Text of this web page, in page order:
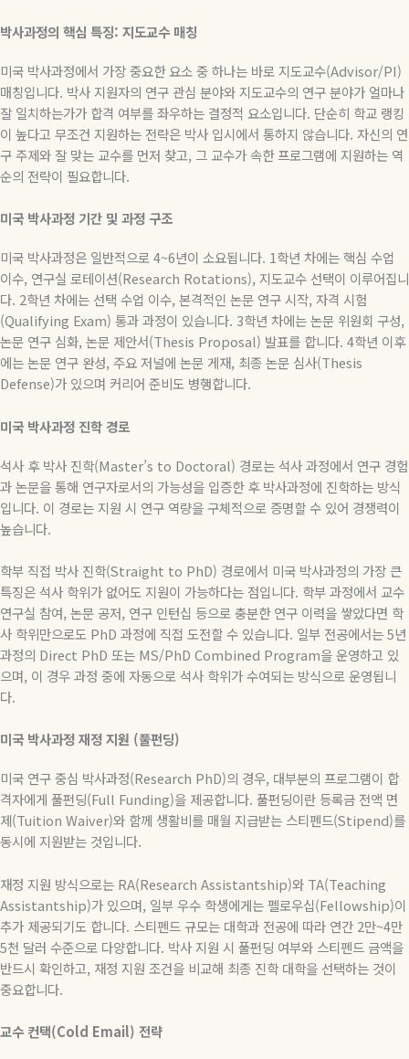
박사과정의 핵심 특징: 지도교수 매칭
미국 박사과정에서 가장 중요한 요소 중 하나는 바로 지도교수(Advisor/PI)
매칭입니다. 박사 지원자의 연구 관심 분야와 지도교수의 연구 분야가 얼마나
잘 일치하는가가 합격 여부를 좌우하는 결정적 요소입니다. 단순히 학교 랭킹
이 높다고 무조건 지원하는 전략은 박사 입시에서 통하지 않습니다. 자신의 연
구 주제와 잘 맞는 교수를 먼저 찾고, 그 교수가 속한 프로그램에 지원하는 역
순의 전략이 필요합니다.
미국 박사과정 기간 및 과정 구조
미국 박사과정은 일반적으로4~6년이 소요됩니다. 1학년 차에는 핵심 수업
이수, 연구실 로테이션(Research Rotations), 지도교수 선택이 이루어집니
다. 2학년 차에는 선택 수업 이수, 본격적인 논문 연구 시작, 자격 시험
(Qualifying Exam) 통과 과정이 있습니다. 3학년 차에는 논문 위원회 구성,
논문 연구 심화, 논문 제안서(Thesis Proposal) 발표를 합니다. 4학년 이후
에는 논문 연구 완성, 주요 저널에 논문 게재, 최종 논문 심사(Thesis
Defense)가 있으며 커리어 준비도 병행합니다.
미국 박사과정 진학 경로
석사 후 박사 진학(Master’s to Doctoral) 경로는 석사 과정에서 연구 경험
과 논문을 통해 연구자로서의 가능성을 입증한 후 박사과정에 진학하는 방식
입니다. 이 경로는 지원 시 연구 역량을 구체적으로 증명할 수 있어 경쟁력이
높습니다.
학부 직접 박사 진학(Straight to PhD) 경로에서 미국 박사과정의 가장 큰
특징은 석사 학위가 없어도 지원이 가능하다는 점입니다. 학부 과정에서 교수
연구실 참여, 논문 공저, 연구 인턴십 등으로 충분한 연구 이력을 쌓았다면 학
사 학위만으로도 PhD 과정에 직접 도전할 수 있습니다. 일부 전공에서는5년
과정의 Direct PhD 또는 MS/PhD Combined Program을 운영하고 있
으며, 이 경우 과정 중에 자동으로 석사 학위가 수여되는 방식으로 운영됩니
다.
미국 박사과정재정지원 (풀펀딩)
미국 연구중심 박사과정(Research PhD)의 경우, 대부분의 프로그램이 합
격자에게 풀펀딩(Full Funding)을 제공합니다. 풀펀딩이란 등록금 전액 면
제(Tuition Waiver)와 함께 생활비를 매월 지급받는 스티펜드(Stipend)를
동시에 지원받는 것입니다.
재정 지원 방식으로는 RA(Research Assistantship)와 TA(Teaching
Assistantship)가 있으며, 일부 우수 학생에게는 펠로우십(Fellowship)이
추가 제공되기도 합니다. 스티펜드 규모는 대학과 전공에 따라 연간 2만~4만
5천 달러 수준으로 다양합니다. 박사 지원 시 풀펀딩 여부와 스티펜드 금액을
반드시 확인하고, 재정 지원 조건을 비교해 최종 진학 대학을 선택하는 것이
중요합니다.
교수 컨택(Cold Email) 전략